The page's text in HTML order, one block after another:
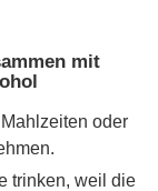
mit
oder
trinken, weil die